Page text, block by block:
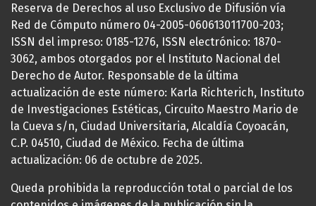
Reserva de Derechos al uso Exclusivo de Difusión vía
Red de Cómputo número 04-2005-060613011700-203;
ISSN del impreso: 0185-1276, ISSN electrónico: 1870-
3062, ambos otorgados por el Instituto Nacional del
Derecho de Autor. Responsable de la última
actualización de este número: Karla Richterich, Instituto
de Investigaciones Estéticas, Circuito Maestro Mario de
la Cueva s/n, Ciudad Universitaria, Alcaldía Coyoacán,
C.P. 04510, Ciudad de México. Fecha de última
actualización: 06 de octubre de 2025.
Queda prohibida la reproducción total o parcial de los